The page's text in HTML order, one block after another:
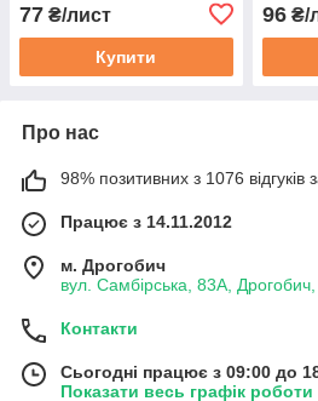
77 ₴/лист
Купити
96₴/
Про нас
98% позитивних з 1076 відгуків
Працює з 14.11.2012
м. Дрогобич
вул. Самбірська, 83А, Дрогобич,
Контакти
Сьогодні працює з 09:00 до
Показати весь графік роботи